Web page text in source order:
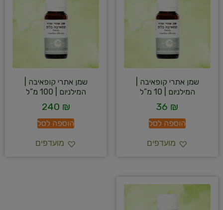
שמן אתרי קופאיבה |
המילניום | 10 מ”ל
36 ₪
הוספה לסל
מועדפים
שמן אתרי קופאיבה |
המילניום | 100 מ”ל
240 ₪
הוספה לסל
מועדפים